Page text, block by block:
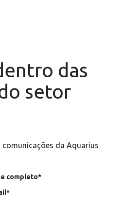
das
setor
comunicações da Aquarius
completo*